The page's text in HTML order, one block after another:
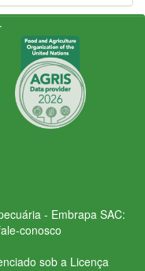
- Embrapa SAC:
conosco
sob a Licença